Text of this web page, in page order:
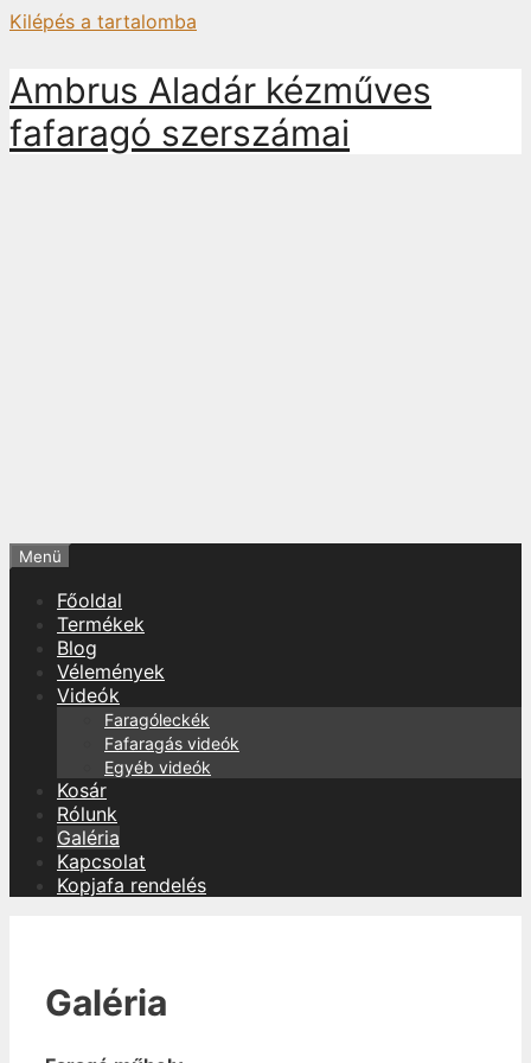
Kilépés a tartalomba
Ambrus Aladár kézműves
fafaragó szerszámai
Menü
Főoldal
Termékek
Blog
Vélemények
Videók
Faragóleckék
Fafaragás videók
Egyéb videók
Kosár
Rólunk
Galéria
Kapcsolat
Kopjafa rendelés
Galéria